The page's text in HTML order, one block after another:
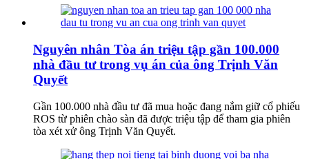
Nguyên nhân Tòa án triệu tập gần 100.000
nhà đầu tư trong vụ án của ông Trịnh Văn
Quyết
Gần 100.000 nhà đầu tư đã mua hoặc đang nắm giữ cổ phiếu
ROS từ phiên chào sàn đã được triệu tập để tham gia phiên
tòa xét xử ông Trịnh Văn Quyết.